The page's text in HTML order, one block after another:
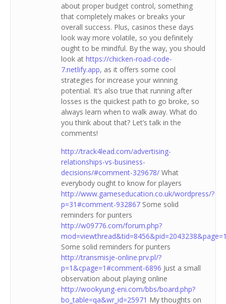
about proper budget control, something
that completely makes or breaks your
overall success. Plus, casinos these days
look way more volatile, so you definitely
ought to be mindful. By the way, you should
look at https://chicken-road-code-
7.netlify.app, as it offers some cool
strategies for increase your winning
potential. It’s also true that running after
losses is the quickest path to go broke, so
always learn when to walk away. What do
you think about that? Let’s talk in the
comments!
http://track4lead.com/advertising-
relationships-vs-business-
decisions/#comment-329678/ What
everybody ought to know for players
http://www.gameseducation.co.uk/wordpress/?
p=31#comment-932867 Some solid
reminders for punters
http://w09776.com/forum.php?
Some solid reminders for punters
http://transmisje-online.prv.pl/?
p=1&cpage=1#comment-6896 Just a small
observation about playing online
http://wookyung-eni.com/bbs/board.php?
bo_table=qa&wr_id=25971 My thoughts on